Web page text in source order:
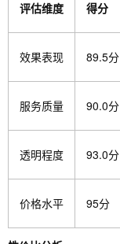
评估维度 得分
效果表现 89.5分
服务质量 90.0分
透明程度 93.0分
价格水平 95分